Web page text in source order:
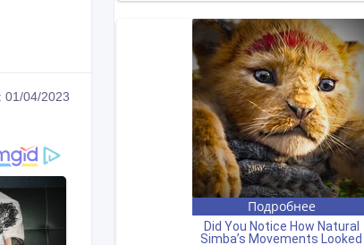
01/04/2023